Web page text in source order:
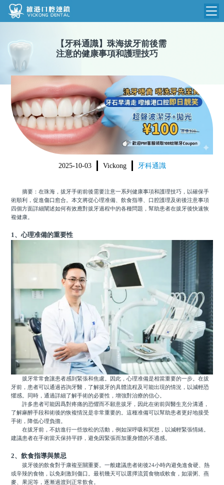
維港首頁
品牌介紹
環境設備
醫院新聞
收費標準
N
收費總表
植牙收費
根管收費
美學收費
箍牙收費
醫生團隊
門診時間
【 牙科通識】 珠海拔牙前後需
注意的健康事項和護理技巧
2025-10-03 Vickong 牙科通識
摘要：在珠海，拔牙手術前後需要注意一系列健康事項和護理技巧，以確保手
術順利，促進傷口愈合。本文將從心理准備、飲食指導、口腔護理及術後注意事項
四個方面詳細闡述如何有效應對拔牙過程中的各種問題，幫助患者在拔牙後快速恢
複健康。
1、心理准備的重要性
拔牙常常會讓患者感到緊張和焦慮。因此，心理准備是相當重要的一步。在拔
牙前，患者可以通過咨詢牙醫，了解拔牙的具體流程及可能出現的情況，以減輕恐
懼感。同時，通過詳細了解手術的必要性，增強對治療的信心。
許多患者可能因爲對疼痛的恐懼而不願意拔牙，因此在術前與醫生充分溝通，
了解麻醉手段和術後的恢複情況是非常重要的。這種准備可以幫助患者更好地接受
手術，降低心理負擔。
在拔牙前，不妨進行一些放松的活動，例如深呼吸和冥想，以減輕緊張情緒。
建議患者在手術當天保持平靜，避免因緊張而加重身體的不適感。
2、飲食指導與禁忌
拔牙後的飲食對于康複至關重要。一般建議患者術後24小時內避免進食硬、熱
或辛辣的食物，以免刺激到傷口。最初幾天可以選擇流質食物或軟食，如湯粥、燕
麥、果泥等，逐漸過渡到正常飲食。